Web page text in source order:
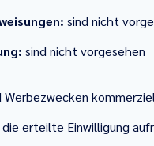
sind nicht
sind nicht vorgesehen
die erteilte Einwilligung